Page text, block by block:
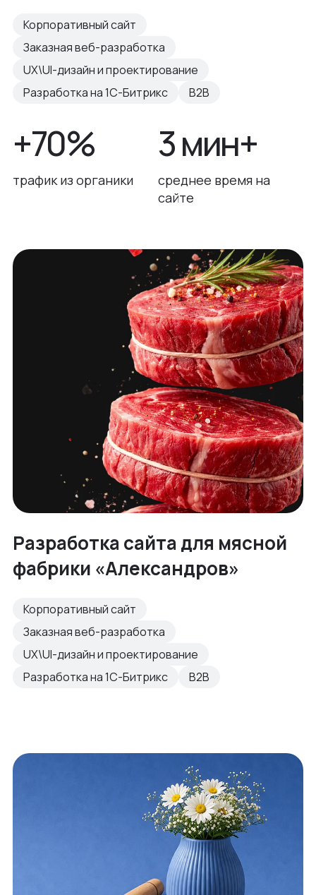
Корпоративный сайт
Заказная веб-разработка
UX\UI-дизайн и проектирование
Разработка на 1С-Битрикс
B2B
+70%
трафик из органики
3 мин+
среднее время на
сайте
Разработка сайта для мясной
фабрики «Александров»
Корпоративный сайт
Заказная веб-разработка
UX\UI-дизайн и проектирование
Разработка на 1С-Битрикс
B2B